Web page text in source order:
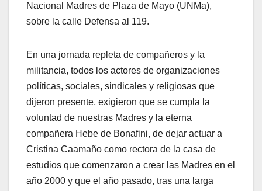
Nacional Madres de Plaza de Mayo (UNMa),
sobre la calle Defensa al 119.
En una jornada repleta de compañeros y la
militancia, todos los actores de organizaciones
políticas, sociales, sindicales y religiosas que
dijeron presente, exigieron que se cumpla la
voluntad de nuestras Madres y la eterna
compañera Hebe de Bonafini, de dejar actuar a
Cristina Caamaño como rectora de la casa de
estudios que comenzaron a crear las Madres en el
año 2000 y que el año pasado, tras una larga